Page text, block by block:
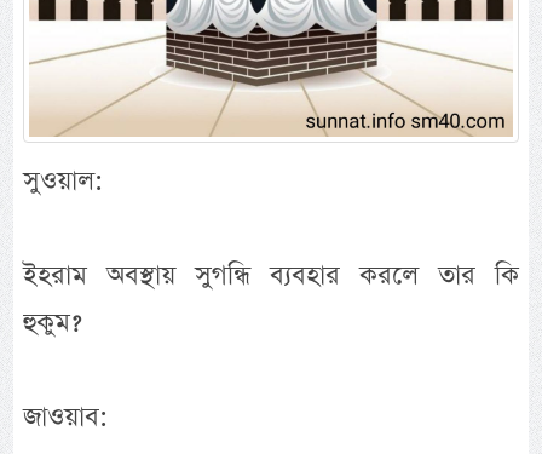
সুওয়াল:
ইহরাম অবস্থায় সুগন্ধি ব্যবহার করলে তার কি
হুকুম?
জাওয়াব: